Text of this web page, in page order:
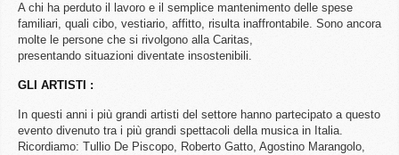
A chi ha perduto il lavoro e il semplice mantenimento delle spese
familiari, quali cibo, vestiario, affitto, risulta inaffrontabile. Sono ancora
molte le persone che si rivolgono alla Caritas,
presentando situazioni diventate insostenibili.
GLI ARTISTI :
In questi anni i più grandi artisti del settore hanno partecipato a questo
evento divenuto tra i più grandi spettacoli della musica in Italia.
Ricordiamo: Tullio De Piscopo, Roberto Gatto, Agostino Marangolo,